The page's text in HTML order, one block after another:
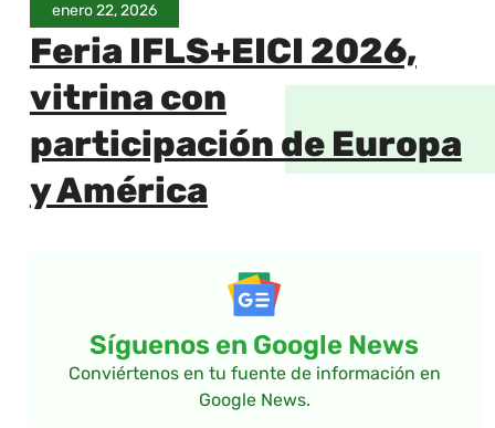
enero 22, 2026
Feria IFLS+EICI 2026,
vitrina con
participación de Europa
y América
Síguenos en Google News
Conviértenos en tu fuente de información en
Google News.